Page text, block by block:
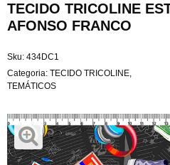
TECIDO TRICOLINE
AFONSO FRANCO
Sku: 434DC1
Categoria: TECIDO TRICOLINE
TEMÁTICOS